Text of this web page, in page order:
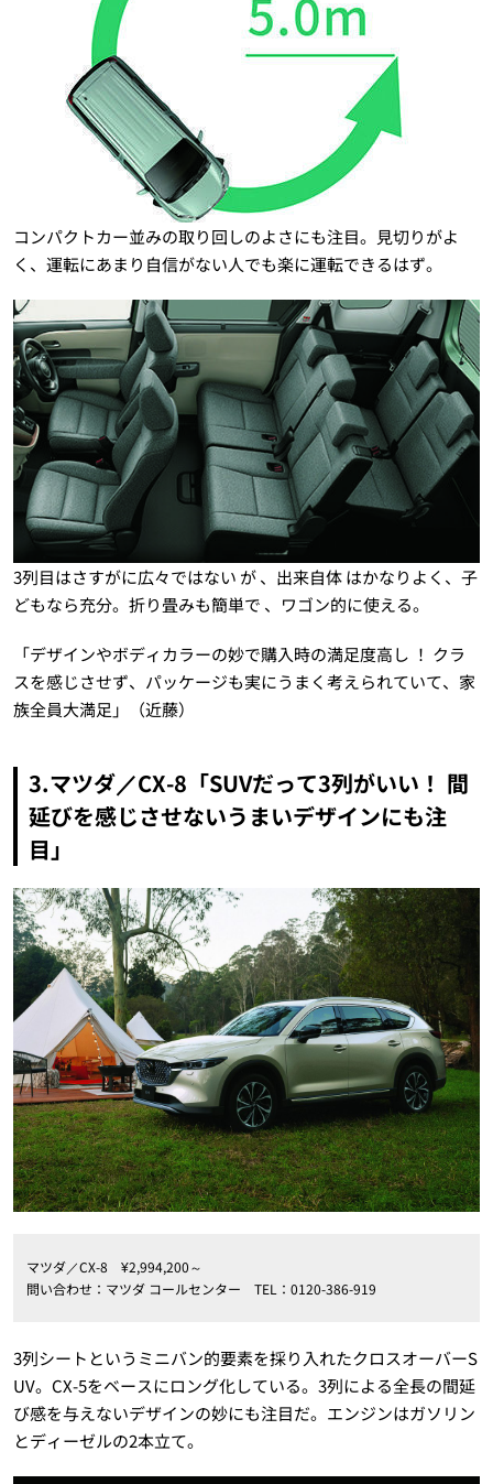
コンパクトカー並みの取り回しのよさにも注目。見切りがよ
く、運転にあまり自信がない人でも楽に運転できるはず。
3列目はさすがに広々ではない が 、出来自体 はかなりよく、子
どもなら充分。折り畳みも簡単で 、ワゴン的に使える。
「デザインやボディカラーの妙で購入時の満足度高し ！ クラ
スを感じさせず、パッケージも実にうまく考えられていて、家
族全員大満足」（近藤）
3.マツダ／CX-8「SUVだって3列がいい！ 間
延びを感じさせないうまいデザインにも注
目」
マツダ／CX-8 ¥2,994,200～
問い合わせ：マツダ コールセンター TEL：0120-386-919
3列シートというミニバン的要素を採り入れたクロスオーバーS
UV。CX-5をベースにロング化している。3列による全長の間延
び感を与えないデザインの妙にも注目だ。エンジンはガソリン
とディーゼルの2本立て。